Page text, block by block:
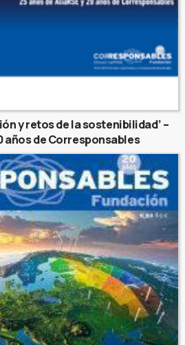
y retos de la sostenibilidad’ –
años de Corresponsables